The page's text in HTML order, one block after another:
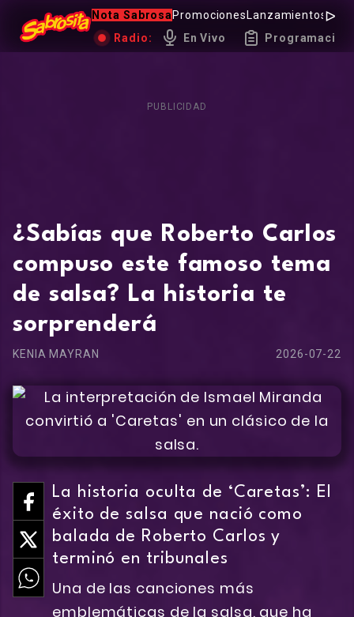
Nota Sabrosa Promociones LanzamientosHot
Radio:
En Vivo Programación
PUBLICIDAD
¿Sabías que Roberto Carlos
compuso este famoso tema
de salsa? La historia te
sorprenderá
KENIA MAYRAN 2026-07-22
La historia oculta de ‘Caretas’: El
éxito de salsa que nació como
balada de Roberto Carlos y
terminó en tribunales
Una de las canciones más
emblemáticas de la salsa, que ha